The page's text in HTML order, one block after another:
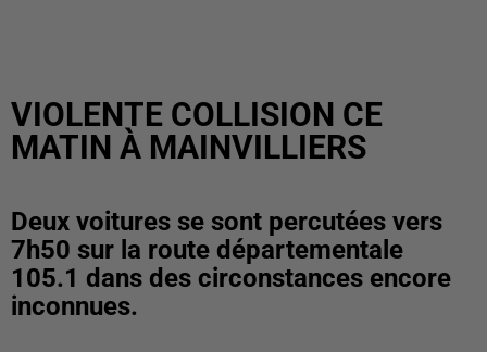
VIOLENTE COLLISION CE
MATIN À MAINVILLIERS
Deux voitures se sont percutées vers
7h50 sur la route départementale
105.1 dans des circonstances encore
inconnues.